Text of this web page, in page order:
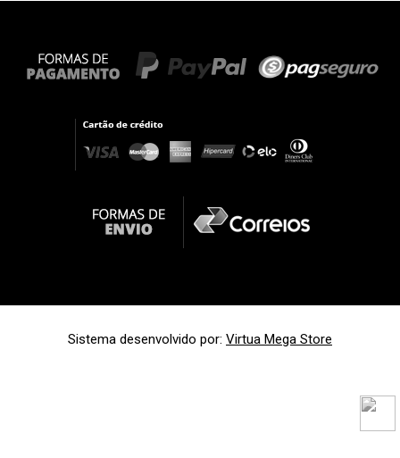
Sistema desenvolvido por: Virtua Mega Store